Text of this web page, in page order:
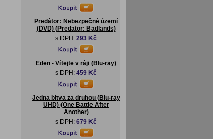
Predátor: Nebezpečné území
(DVD) (Predator: Badlands)
s DPH: 293 Kč
Eden - Vítejte v ráji (Blu-ray)
s DPH: 459 Kč
Jedna bitva za druhou (Blu-ray
UHD) (One Battle After
Another)
s DPH: 679 Kč